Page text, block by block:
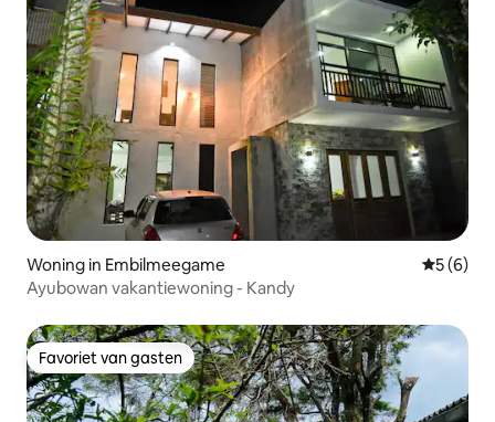
Woning in Embilmeegame
5 (6)
Ayubowan vakantiewoning - Kandy
Favoriet van gasten
Favoriet van gasten